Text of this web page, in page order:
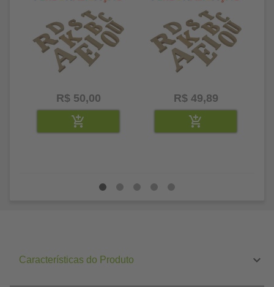
R$ 50,00 R$ 49,89
Características do Produto